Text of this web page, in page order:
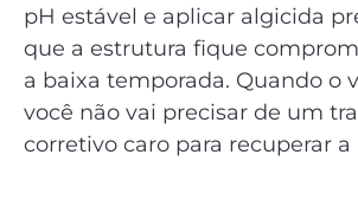
pH estável e aplicar algicida
que a estrutura fique
a baixa temporada. Quando o
você não vai precisar de um
corretivo caro para recuperar a